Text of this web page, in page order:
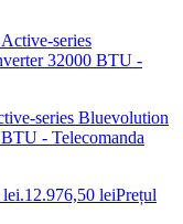
series Bluevolution
- Telecomanda
12.976,50 leiPrețul